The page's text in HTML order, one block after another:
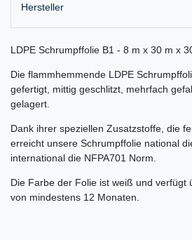
Hersteller
LDPE Schrumpffolie B1 - 8 m x 30 m x
Die flammhemmende LDPE
gefertigt, mittig geschlitzt, mehrfach
gelagert.
Dank ihrer speziellen Zusatzstoffe, die
erreicht unsere Schrumpffolie national
international die NFPA701 Norm.
Die Farbe der Folie ist weiß und verfügt
von mindestens 12 Monaten.